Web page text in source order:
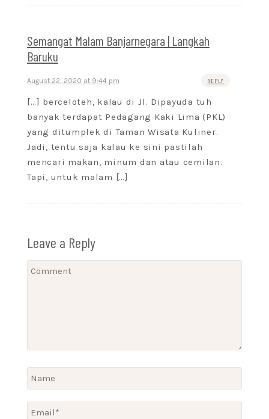
Semangat Malam Banjarnegara | Langkah
Baruku
August 22, 2020 at 9:44 pm REPLY
[…] berceloteh, kalau di Jl. Dipayuda tuh
banyak terdapat Pedagang Kaki Lima (PKL)
yang ditumplek di Taman Wisata Kuliner.
Jadi, tentu saja kalau ke sini pastilah
mencari makan, minum dan atau cemilan.
Tapi, untuk malam […]
Leave a Reply